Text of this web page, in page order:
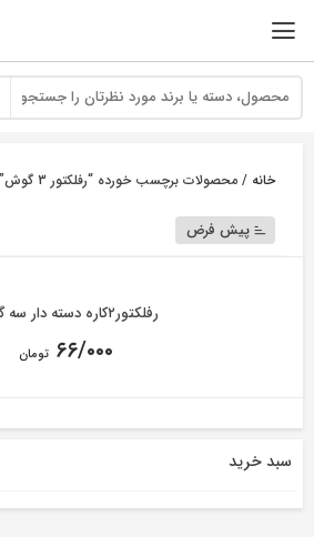
خانه / محصولات برچسب خورده “رفلکتور 3 گوش”
پیش فرض
رفلکتور۲کاره دسته دار سه گوش
۶۶/۰۰۰ تومان
سبد خرید